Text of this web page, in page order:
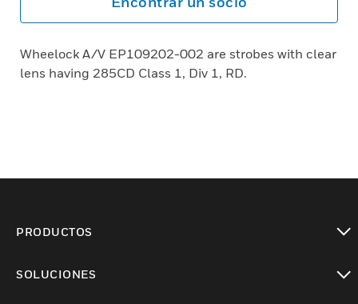
Wheelock A/V EP109202-002 are strobes with clear
lens having 285CD Class 1, Div 1, RD.
PRODUCTOS
SOLUCIONES